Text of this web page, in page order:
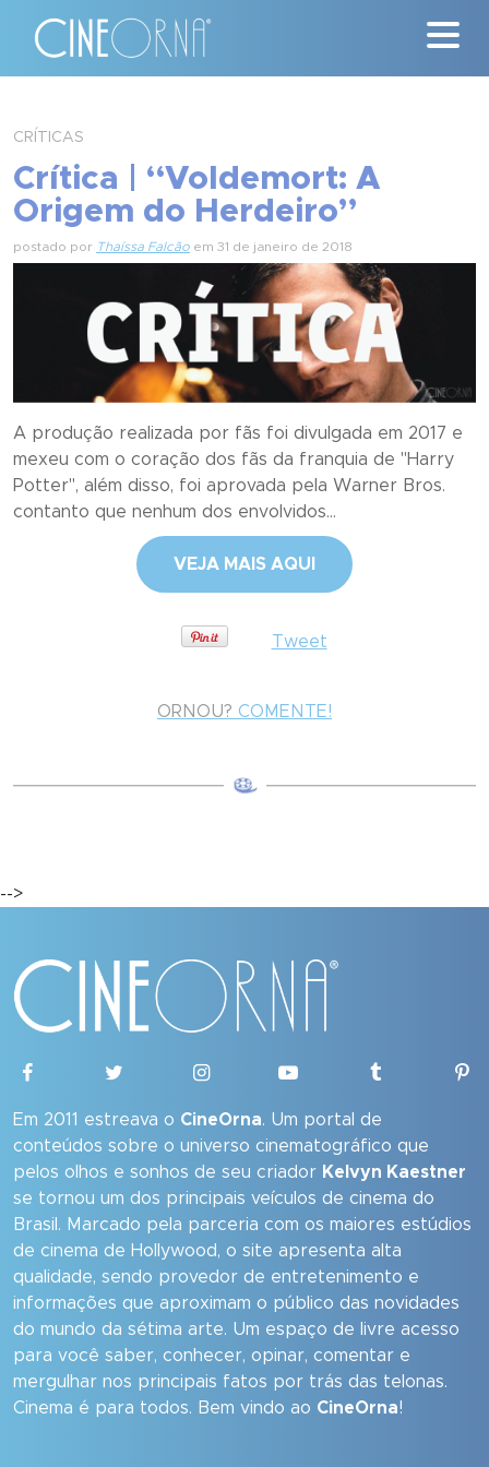
News
#ClássicosCineOrna
Quem Somos
Nossa História
Contato
CRÍTICAS
Crítica | “Voldemort: A
Origem do Herdeiro”
postado por Thaíssa Falcão em 31 de janeiro de 2018
A produção realizada por fãs foi divulgada em 2017 e
mexeu com o coração dos fãs da franquia de "Harry
Potter", além disso, foi aprovada pela Warner Bros.
contanto que nenhum dos envolvidos...
VEJA MAIS AQUI
Tweet
ORNOU? COMENTE!
-->
Em 2011 estreava o CineOrna. Um portal de
conteúdos sobre o universo cinematográfico que
pelos olhos e sonhos de seu criador Kelvyn Kaestner
se tornou um dos principais veículos de cinema do
Brasil. Marcado pela parceria com os maiores estúdios
de cinema de Hollywood, o site apresenta alta
qualidade, sendo provedor de entretenimento e
informações que aproximam o público das novidades
do mundo da sétima arte. Um espaço de livre acesso
para você saber, conhecer, opinar, comentar e
mergulhar nos principais fatos por trás das telonas.
Cinema é para todos. Bem vindo ao CineOrna!